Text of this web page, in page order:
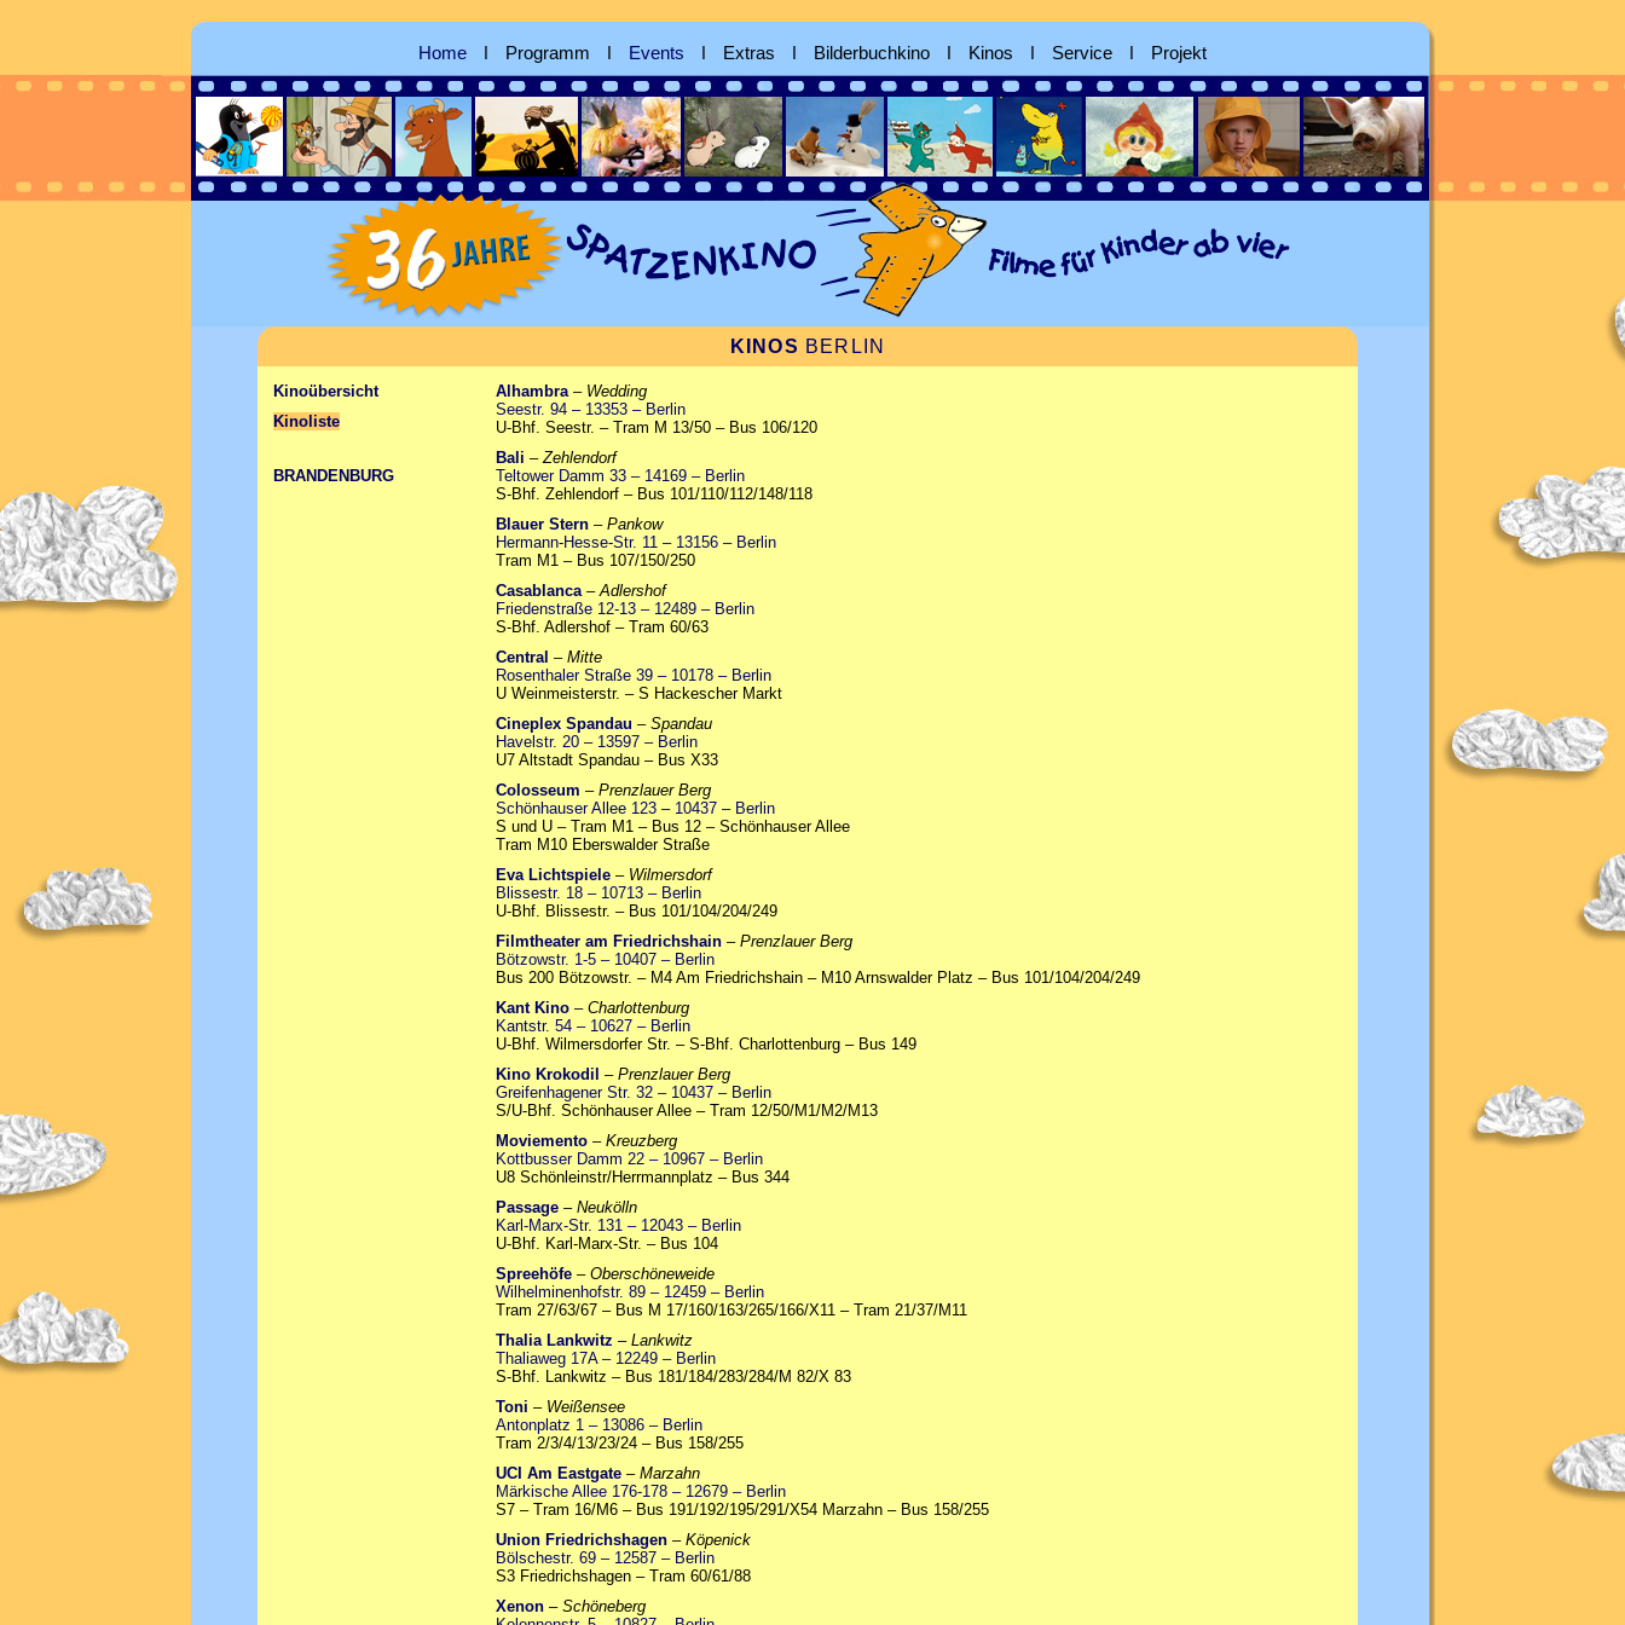
Home ǀ Programm ǀ Events ǀ Extras ǀ Bilderbuchkino ǀ Kinos ǀ Service ǀ Projekt
KINOS BERLIN
Kinoübersicht
Kinoliste
BRANDENBURG
Alhambra– Wedding
Seestr. 94 – 13353 – Berlin
U-Bhf. Seestr. – Tram M 13/50 – Bus 106/120
Bali –Zehlendorf
Teltower Damm 33 – 14169 – Berlin
S-Bhf. Zehlendorf – Bus 101/110/112/148/118
Blauer Stern– Pankow
Hermann-Hesse-Str. 11 – 13156 – Berlin
Tram M1 – Bus 107/150/250
Casablanca–Adlershof
Friedenstraße 12-13 – 12489 – Berlin
S-Bhf. Adlershof – Tram 60/63
Central – Mitte
Rosenthaler Straße 39 – 10178 – Berlin
U Weinmeisterstr. – S Hackescher Markt
Cineplex Spandau – Spandau
Havelstr. 20 – 13597 – Berlin
U7 Altstadt Spandau – Bus X33
Colosseum – Prenzlauer Berg
Schönhauser Allee 123 – 10437 – Berlin
S und U – Tram M1 – Bus 12 – Schönhauser Allee
Tram M10 Eberswalder Straße
Eva Lichtspiele– Wilmersdorf
Blissestr. 18 – 10713 – Berlin
U-Bhf. Blissestr. – Bus 101/104/204/249
Filmtheater am Friedrichshain– Prenzlauer Berg
Bötzowstr. 1-5 – 10407 – Berlin
Bus 200 Bötzowstr. – M4 Am Friedrichshain – M10 Arnswalder Platz – Bus 101/104/204/249
Kant Kino– Charlottenburg
Kantstr. 54 – 10627 – Berlin
U-Bhf. Wilmersdorfer Str. – S-Bhf. Charlottenburg – Bus 149
Kino Krokodil – Prenzlauer Berg
Greifenhagener Str. 32 – 10437 – Berlin
S/U-Bhf. Schönhauser Allee – Tram 12/50/M1/M2/M13
Moviemento– Kreuzberg
Kottbusser Damm 22 – 10967 – Berlin
U8 Schönleinstr/Herrmannplatz – Bus 344
Passage– Neukölln
Karl-Marx-Str. 131 – 12043 – Berlin
U-Bhf. Karl-Marx-Str. – Bus 104
Spreehöfe– Oberschöneweide
Wilhelminenhofstr. 89 – 12459 – Berlin
Tram 27/63/67 – Bus M 17/160/163/265/166/X11 – Tram 21/37/M11
Thalia Lankwitz – Lankwitz
Thaliaweg 17A – 12249 – Berlin
S-Bhf. Lankwitz – Bus 181/184/283/284/M 82/X 83
Toni – Weißensee
Antonplatz 1 – 13086 – Berlin
Tram 2/3/4/13/23/24 – Bus 158/255
UCI Am Eastgate– Marzahn
Märkische Allee 176-178 – 12679 – Berlin
S7 – Tram 16/M6 – Bus 191/192/195/291/X54 Marzahn – Bus 158/255
Union Friedrichshagen– Köpenick
Bölschestr. 69 – 12587 – Berlin
S3 Friedrichshagen – Tram 60/61/88
Xenon– Schöneberg